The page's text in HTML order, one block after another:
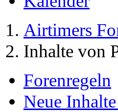
Airtimers
Inhalte von
Forenregeln
Neue